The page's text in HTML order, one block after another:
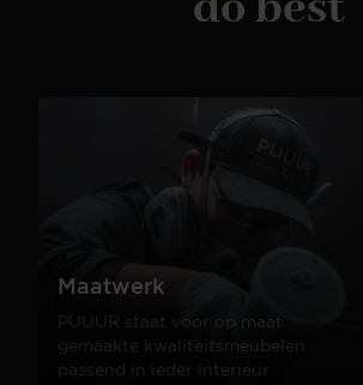
Maatwerk
PUUUR staat voor op maat
gemaakte kwaliteitsmeubelen
passend in ieder interieur.